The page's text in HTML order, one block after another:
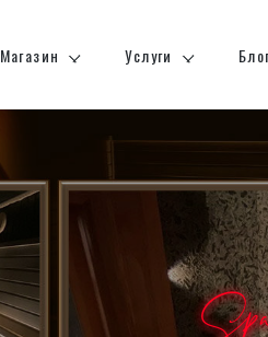
Магазин Услуги